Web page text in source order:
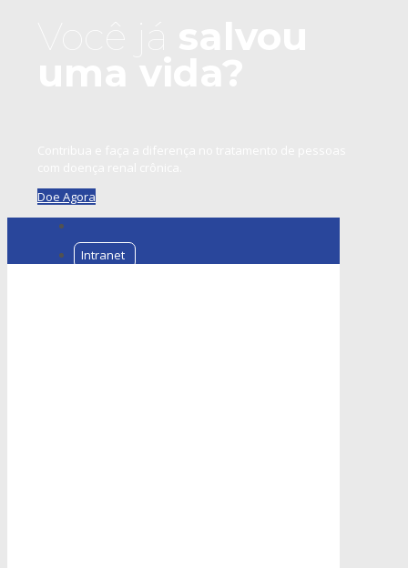
Doe Agora
Intranet